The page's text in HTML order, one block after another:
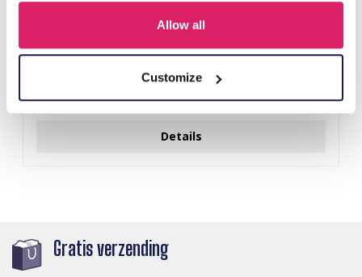
Allow all
Customize
Q-D7.2 T2405-016 Knitted Positive Chicken 8.5cm
Login voor prijzen
Details
Gratis verzending